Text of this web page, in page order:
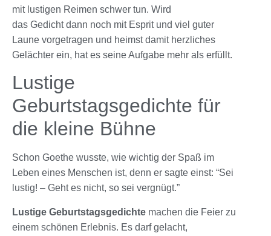
mit lustigen Reimen schwer tun. Wird
das Gedicht dann noch mit Esprit und viel guter
Laune vorgetragen und heimst damit herzliches
Gelächter ein, hat es seine Aufgabe mehr als erfüllt.
Lustige
Geburtstagsgedichte für
die kleine Bühne
Schon Goethe wusste, wie wichtig der Spaß im
Leben eines Menschen ist, denn er sagte einst: “Sei
lustig! – Geht es nicht, so sei vergnügt.”
Lustige Geburtstagsgedichte machen die Feier zu
einem schönen Erlebnis. Es darf gelacht,